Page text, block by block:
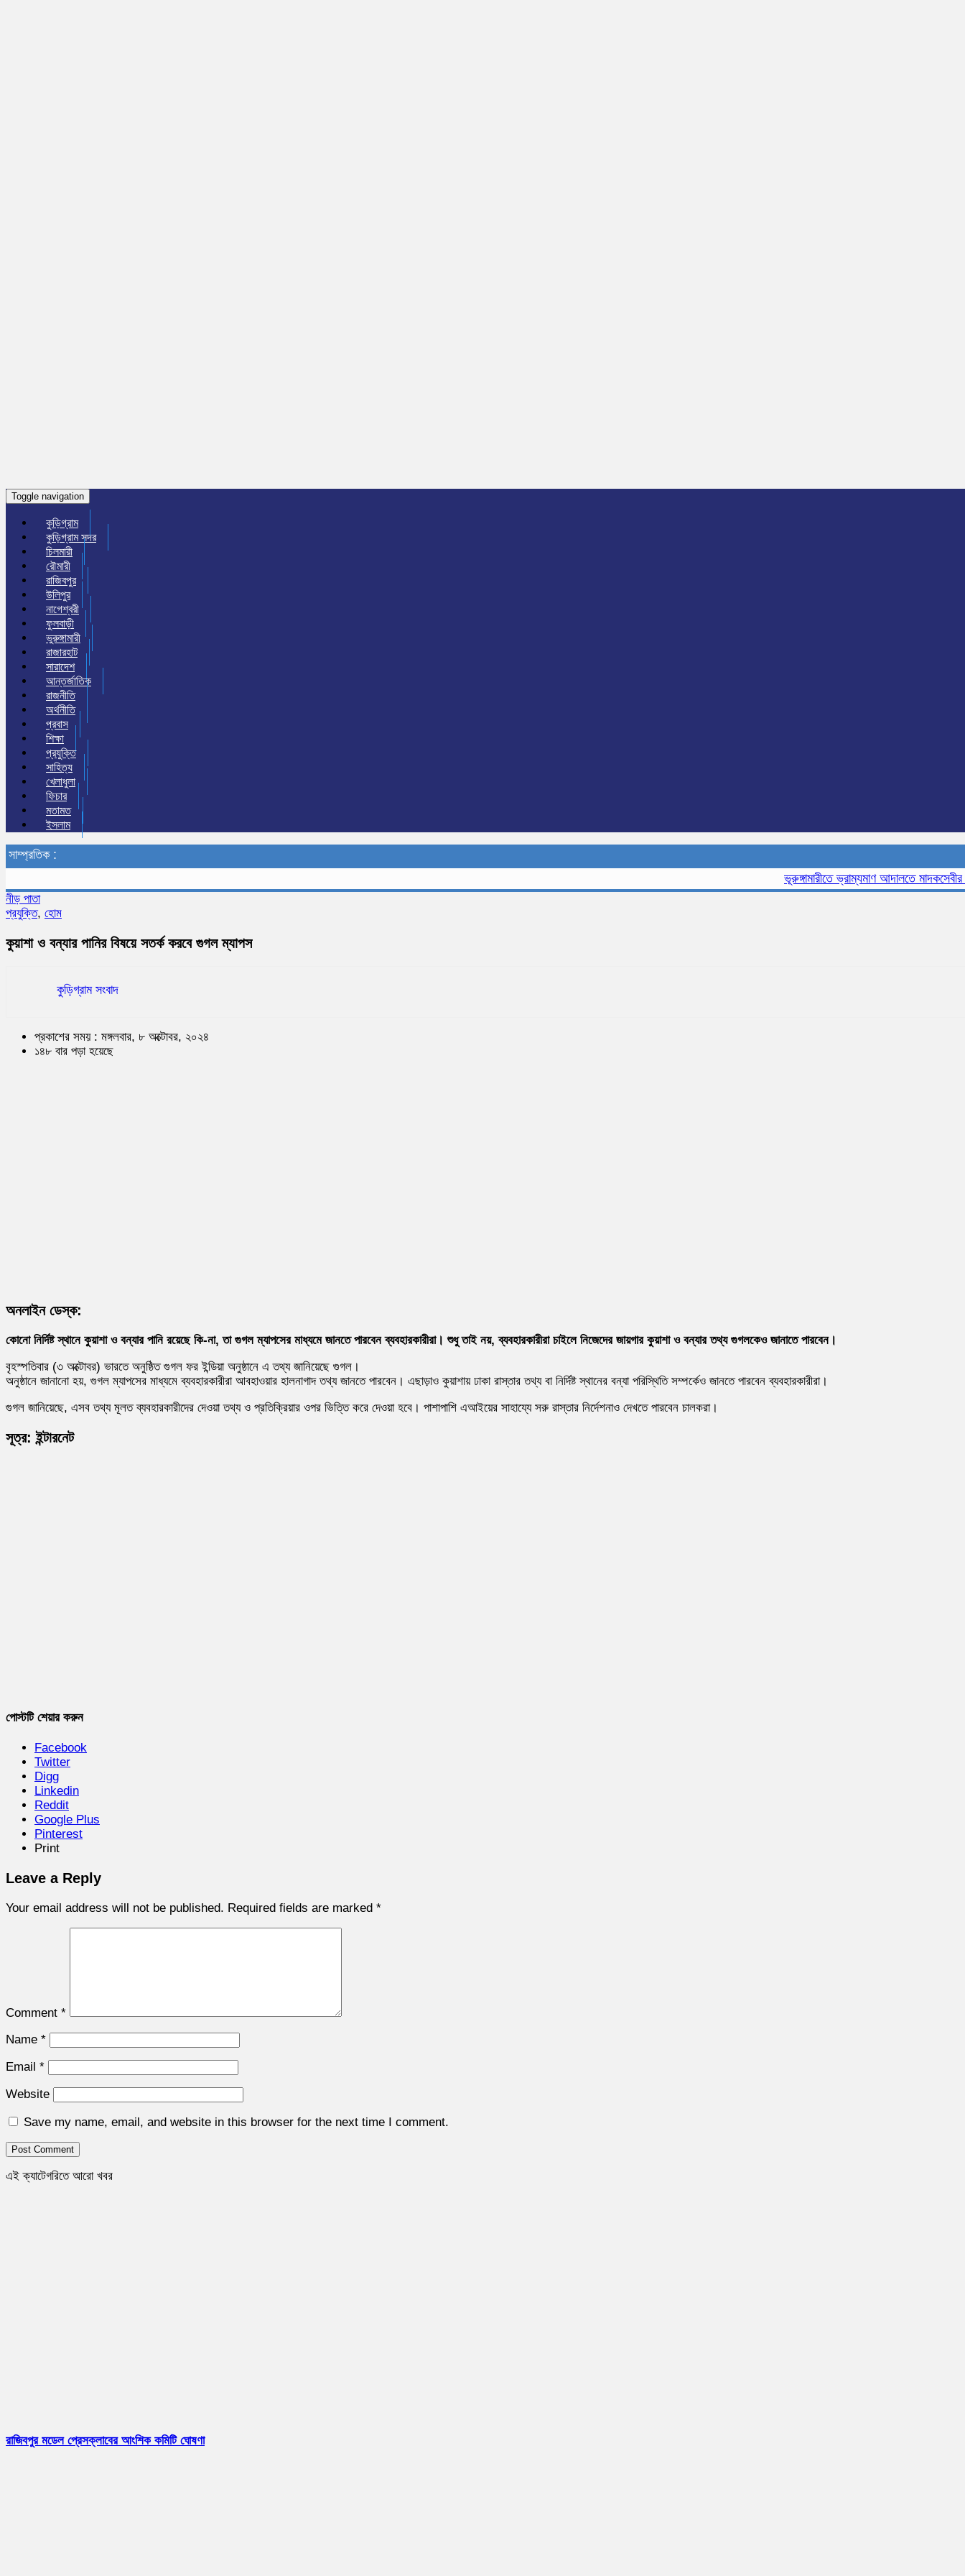
Toggle navigation
কুড়িগ্রাম
কুড়িগ্রাম সদর
চিলমারী
রৌমারী
রাজিবপুর
উলিপুর
নাগেশ্বরী
ফুলবাড়ী
ভুরুঙ্গামারী
রাজারহাট
সারাদেশ
আন্তর্জাতিক
রাজনীতি
অর্থনীতি
প্রবাস
শিক্ষা
প্রযুক্তি
সাহিত্য
খেলাধুলা
ফিচার
মতামত
ইসলাম
সাম্প্রতিক :
ভূরুঙ্গামারীতে ভ্রাম্যমাণ আদালতে মাদকসেবীর এক
নীড় পাতা
প্রযুক্তি, হোম
কুয়াশা ও বন্যার পানির বিষয়ে সতর্ক করবে গুগল ম্যাপস
কুড়িগ্রাম সংবাদ
প্রকাশের সময় : মঙ্গলবার, ৮ অক্টোবর, ২০২৪
১৪৮ বার পড়া হয়েছে
অনলাইন ডেস্ক:
কোনো নির্দিষ্ট স্থানে কুয়াশা ও বন্যার পানি রয়েছে কি-না, তা গুগল ম্যাপসের মাধ্যমে জানতে পারবেন ব্যবহারকারীরা। শুধু তাই নয়, ব্যবহারকারীরা চাইলে নিজেদের জায়গার কুয়াশা ও বন্যার তথ্য গুগলকেও জানাতে পারবেন।
বৃহস্পতিবার (৩ অক্টোবর) ভারতে অনুষ্ঠিত গুগল ফর ইন্ডিয়া অনুষ্ঠানে এ তথ্য জানিয়েছে গুগল।
অনুষ্ঠানে জানানো হয়, গুগল ম্যাপসের মাধ্যমে ব্যবহারকারীরা আবহাওয়ার হালনাগাদ তথ্য জানতে পারবেন। এছাড়াও কুয়াশায় ঢাকা রাস্তার তথ্য বা নির্দিষ্ট স্থানের বন্যা পরিস্থিতি সম্পর্কেও জানতে পারবেন ব্যবহারকারীরা।
গুগল জানিয়েছে, এসব তথ্য মূলত ব্যবহারকারীদের দেওয়া তথ্য ও প্রতিক্রিয়ার ওপর ভিত্তি করে দেওয়া হবে। পাশাপাশি এআইয়ের সাহায্যে সরু রাস্তার নির্দেশনাও দেখতে পারবেন চালকরা।
সূত্র: ইন্টারনেট
পোস্টটি শেয়ার করুন
Facebook
Twitter
Digg
Linkedin
Reddit
Google Plus
Pinterest
Print
Leave a Reply
Your email address will not be published. Required fields are marked *
Comment *
Name *
Email *
Website
Save my name, email, and website in this browser for the next time I comment.
এই ক্যাটেগরিতে আরো খবর
রাজিবপুর মডেল প্রেসক্লাবের আংশিক কমিটি ঘোষণা